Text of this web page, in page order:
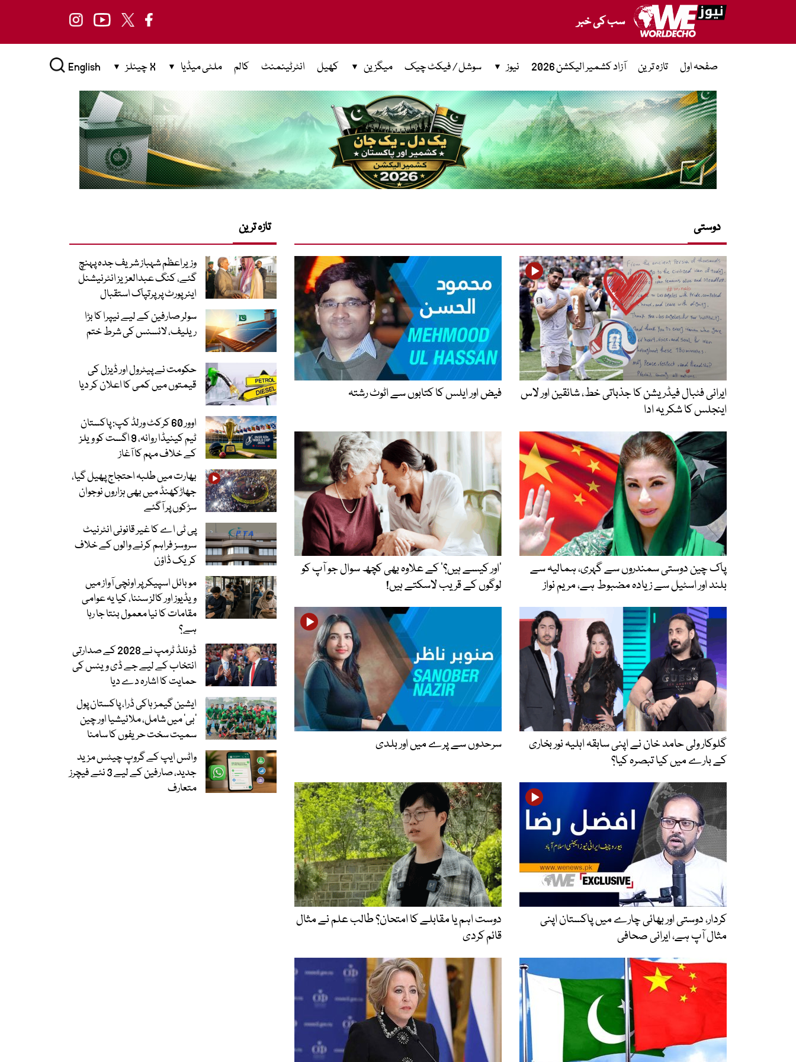
سب کی خبر
صفحہ اول تازہ ترین آزاد کشمیر الیکشن 2026 نیوز سوشل / فیکٹ چیک میگزین کھیل انٹرٹینمنٹ کالم ملٹی میڈیا X چینلز English
دوستی
ایرانی فٹبال فیڈریشن کا جذباتی خط، شائقین اور لاس
اینجلس کا شکریہ ادا
فیض اور ایلس کا کتابوں سے اٹوٹ رشتہ
پاک چین دوستی سمندروں سے گہری، ہمالیہ سے
بلند اور اسٹیل سے زیادہ مضبوط ہے، مریم نواز
’اور کیسے ہیں؟‘ کے علاوہ بھی کچھ سوال جو آپ کو
لوگوں کے قریب لاسکتے ہیں!
گلوکار ولی حامد خان نے اپنی سابقہ اہلیہ نور بخاری
کے بارے میں کیا تبصرہ کیا؟
سرحدوں سے پرے میں اور بلدی
کردار، دوستی اور بھائی چارے میں پاکستان اپنی
مثال آپ ہے، ایرانی صحافی
دوست اہم یا مقابلے کا امتحان؟ طالب علم نے مثال
قائم کردی
تازہ ترین
وزیراعظم شہباز شریف جدہ پہنچ
گئے، کنگ عبدالعزیز انٹرنیشنل
ایئر پورٹ پر پرتپاک استقبال
سولر صارفین کے لیے نیپرا کا بڑا
ریلیف، لائسنس کی شرط ختم
حکومت نے پیٹرول اور ڈیزل کی
قیمتوں میں کمی کا اعلان کر دیا
اوور 60 کرکٹ ورلڈ کپ: پاکستان
ٹیم کینیڈا روانہ، 9 اگست کو ویلز
کے خلاف مہم کا آغاز
بھارت میں طلبہ احتجاج پھیل گیا،
جھاڑکھنڈ میں بھی ہزاروں نوجوان
سڑکوں پر آگئے
پی ٹی اے کا غیر قانونی انٹرنیٹ
سروسز فراہم کرنے والوں کے خلاف
کریک ڈاؤن
موبائل اسپیکر پر اونچی آواز میں
ویڈیوز اور کالز سننا، کیا یہ عوامی
مقامات کا نیا معمول بنتا جا رہا
ہے؟
ڈونلڈ ٹرمپ نے 2028 کے صدارتی
انتخاب کے لیے جے ڈی وینس کی
حمایت کا اشارہ دے دیا
ایشین گیمز ہاکی ڈرا، پاکستان پول
’بی‘ میں شامل، ملائیشیا اور چین
سمیت سخت حریفوں کا سامنا
واٹس ایپ کے گروپ چیٹس مزید
جدید، صارفین کے لیے 3 نئے فیچرز
متعارف